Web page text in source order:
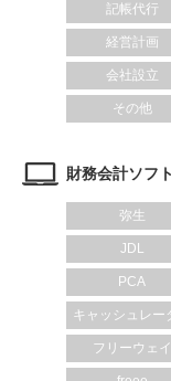
記帳代行
経営計画
会社設立
その他
財務会計ソフト
弥生
JDL
PCA
キャッシュレー
フリーウェイ